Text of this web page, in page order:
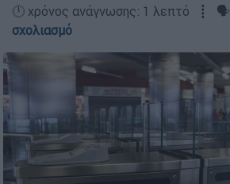
🕛 χρόνος ανάγνωσης: 1 λεπτό ┋ 🗣️
σχολιασμό